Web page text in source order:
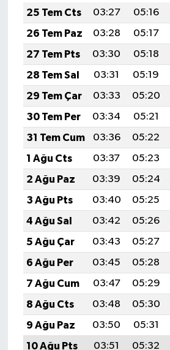
25 Tem Cts
03:27 05:16
26 Tem Paz
03:28 05:17
27 Tem Pts
03:30 05:18
28 Tem Sal
03:31 05:19
29 Tem Çar
03:33 05:20
30 Tem Per
03:34 05:21
31 Tem Cum
03:36 05:22
1 Ağu Cts
03:37 05:23
2 Ağu Paz
03:39 05:24
3 Ağu Pts
03:40 05:25
4 Ağu Sal
03:42 05:26
5 Ağu Çar
03:43 05:27
6 Ağu Per
03:45 05:28
7 Ağu Cum
03:47 05:29
8 Ağu Cts
03:48 05:30
9 Ağu Paz
03:50 05:31
10 Ağu Pts
03:51 05:32